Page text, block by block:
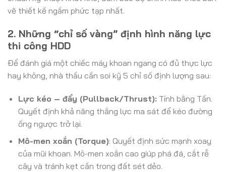
vẽ thiết kế ngầm phức tạp nhất.
2. Những “chỉ số vàng” định hình năng lực
thi công HDD
Để đánh giá một chiếc máy khoan ngang có đủ thực lực
hay không, nhà thầu cần soi kỹ 5 chỉ số định lượng sau:
Lực kéo – đẩy (Pullback/Thrust): Tính bằng Tấn.
Quyết định khả năng thắng lực ma sát để kéo đường
ống ngược trở lại.
Mô-men xoắn (Torque): Quyết định sức mạnh xoay
của mũi khoan. Mô-men xoắn cao giúp phá đá, cắt rễ
cây và tránh kẹt cần trong đất sét dẻo.